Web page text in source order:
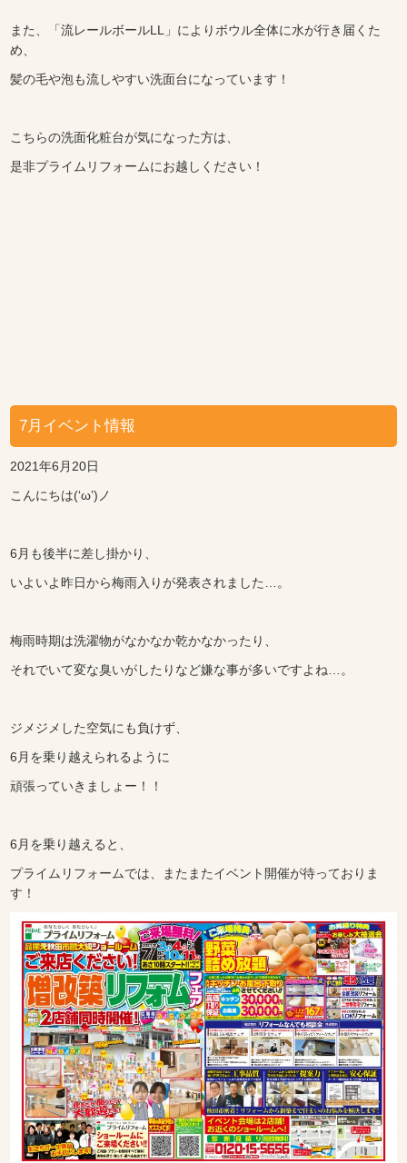
また、「流レールボールLL」によりボウル全体に水が行き届くた
め、
髪の毛や泡も流しやすい洗面台になっています！
こちらの洗面化粧台が気になった方は、
是非プライムリフォームにお越しください！
7月イベント情報
2021年6月20日
こんにちは(‘ω’)ノ
6月も後半に差し掛かり、
いよいよ昨日から梅雨入りが発表されました…。
梅雨時期は洗濯物がなかなか乾かなかったり、
それでいて変な臭いがしたりなど嫌な事が多いですよね…。
ジメジメした空気にも負けず、
6月を乗り越えられるように
頑張っていきましょー！！
6月を乗り越えると、
プライムリフォームでは、またまたイベント開催が待っておりま
す！